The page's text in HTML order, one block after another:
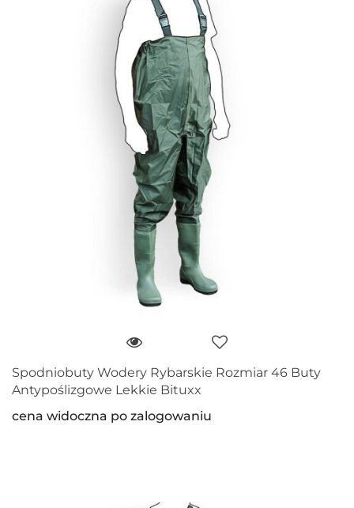
Spodniobuty Wodery Rybarskie Rozmiar 46 Buty
Antypoślizgowe Lekkie Bituxx
cena widoczna po zalogowaniu